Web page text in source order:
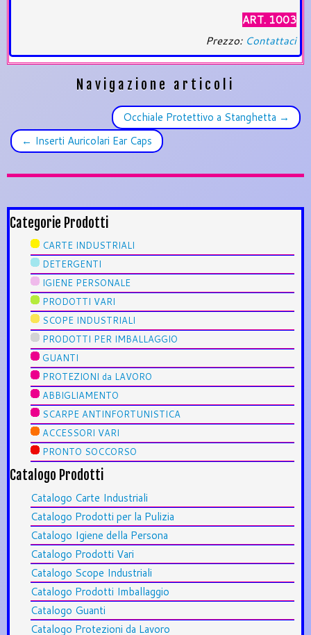
ART. 1003
Prezzo: Contattaci
Navigazione articoli
Occhiale Protettivo a Stanghetta →
← Inserti Auricolari Ear Caps
Categorie Prodotti
CARTE INDUSTRIALI
DETERGENTI
IGIENE PERSONALE
PRODOTTI VARI
SCOPE INDUSTRIALI
PRODOTTI PER IMBALLAGGIO
GUANTI
PROTEZIONI da LAVORO
ABBIGLIAMENTO
SCARPE ANTINFORTUNISTICA
ACCESSORI VARI
PRONTO SOCCORSO
Catalogo Prodotti
Catalogo Carte Industriali
Catalogo Prodotti per la Pulizia
Catalogo Igiene della Persona
Catalogo Prodotti Vari
Catalogo Scope Industriali
Catalogo Prodotti Imballaggio
Catalogo Guanti
Catalogo Protezioni da Lavoro